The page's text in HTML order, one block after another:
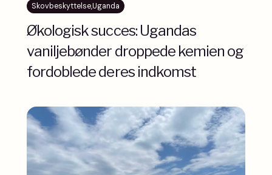
Skovbeskyttelse,Uganda
Økologisk succes: Ugandas
vaniljebønder droppede kemien og
fordoblede deres indkomst